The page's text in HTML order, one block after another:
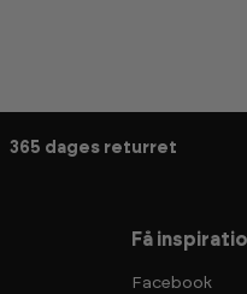
365 dages returret
Få
Facebook